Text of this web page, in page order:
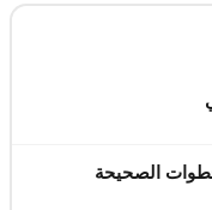
من وكالة 1448 بالخطوات الصحيحة